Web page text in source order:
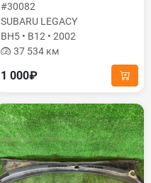
#30082
SUBARU LEGACY
BH5 • B12 • 2002
37 534 км
1 000₽